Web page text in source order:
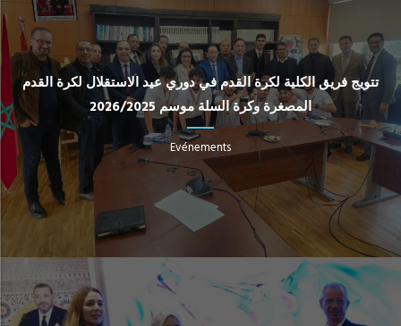
تتويج فريق الكلية لكرة القدم في دوري عيد الاستقلال لكرة القدم
المصغرة وكرة السلة موسم 2026/2025
Evénements